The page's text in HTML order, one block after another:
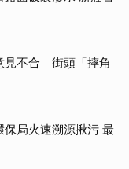
見不合 街頭「摔角
保局火速溯源揪污 最